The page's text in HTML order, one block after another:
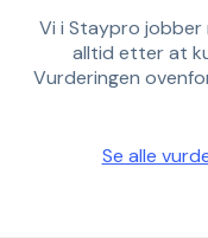
Vi i Staypro
alltid etter at
Vurderingen
Se alle